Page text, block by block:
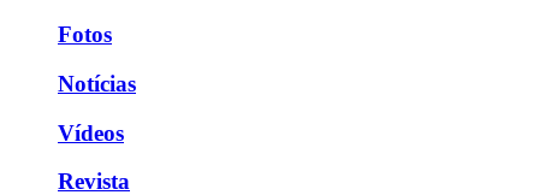
Fotos
Notícias
Vídeos
Revista